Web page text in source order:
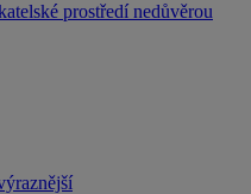
prostředí nedůvěrou